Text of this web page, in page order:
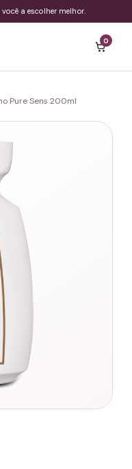
a escolher melhor.
0
Pure Sens 200ml